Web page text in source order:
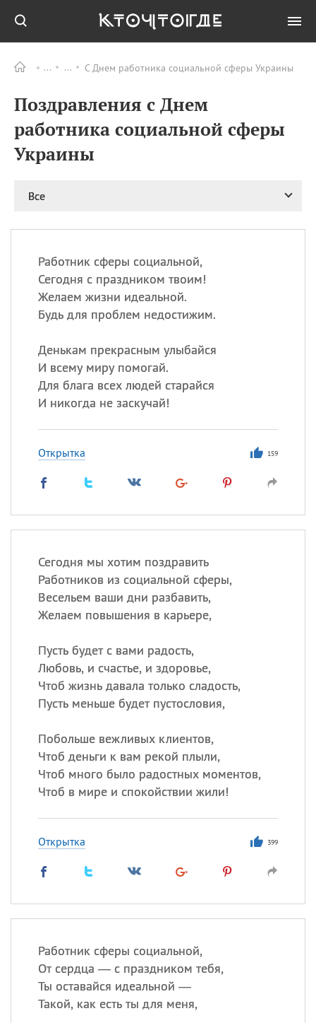
С Днем работника социальной сферы Украины
Поздравления с Днем
работника социальной сферы
Украины
Все
Работник сферы социальной,
Сегодня с праздником твоим!
Желаем жизни идеальной.
Будь для проблем недостижим.
Денькам прекрасным улыбайся
И всему миру помогай.
Для блага всех людей старайся
И никогда не заскучай!
Открытка 159
Сегодня мы хотим поздравить
Работников из социальной сферы,
Весельем ваши дни разбавить,
Желаем повышения в карьере,
Пусть будет с вами радость,
Любовь, и счастье, и здоровье,
Чтоб жизнь давала только сладость,
Пусть меньше будет пустословия,
Побольше вежливых клиентов,
Чтоб деньги к вам рекой плыли,
Чтоб много было радостных моментов,
Чтоб в мире и спокойствии жили!
Открытка 399
Работник сферы социальной,
От сердца — с праздником тебя,
Ты оставайся идеальной —
Такой, как есть ты для меня,
ПРАЗДНИКИ Все
09.08 День памяти жертв
бомбардировки
09.08 День Дымняшки
(Smokey Bear Day)
ИМЕНА
Сегодня празднуют именины
Сергей, Теодор,
происхождение